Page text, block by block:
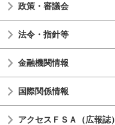
政策・審議会
法令・指針等
金融機関情報
国際関係情報
アクセスＦＳＡ（広報誌）